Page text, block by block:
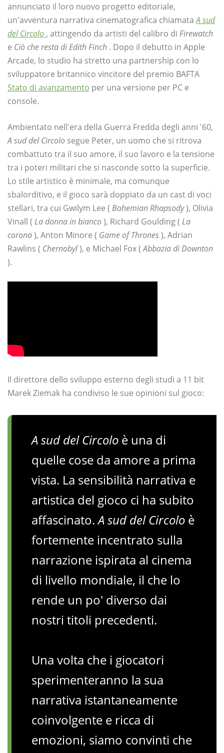
annunciato il loro nuovo progetto editoriale,
un'avventura narrativa cinematografica chiamataA sud
del Circolo , attingendo da artisti del calibro di Firewatch
e Ciò che resta di Edith Finch . Dopo il debutto in Apple
Arcade, lo studio ha stretto una partnership con lo
sviluppatore britannico vincitore del premio BAFTA
Stato di avanzamento per una versione per PC e
console.
Ambientato nell'era della Guerra Fredda degli anni '60,
A sud del Circolo segue Peter, un uomo che si ritrova
combattuto tra il suo amore, il suo lavoro e la tensione
tra i poteri militari che si nasconde sotto la superficie.
Lo stile artistico è minimale, ma comunque
sbalorditivo, e il gioco sarà doppiato da un cast di voci
stellari, tra cui Gwilym Lee ( Bohemian Rhapsody), Olivia
Vinall ( La donna in bianco), Richard Goulding ( La
corona), Anton Minore ( Game of Thrones), Adrian
Rawlins ( Chernobyl), e Michael Fox (Abbazia di Downton
).
Il direttore dello sviluppo esterno degli studi a 11 bit
Marek Ziemak ha condiviso le sue opinioni sul gioco:
A sud del Circolo è una di
quelle cose da amore a prima
vista. La sensibilità narrativa e
artistica del gioco ci ha subito
affascinato.A sud del Circolo è
fortemente incentrato sulla
narrazione ispirata al cinema
di livello mondiale, il che lo
rende un po' diverso dai
nostri titoli precedenti.
Una volta che i giocatori
sperimenteranno la sua
narrativa istantaneamente
coinvolgente e ricca di
emozioni, siamo convinti che